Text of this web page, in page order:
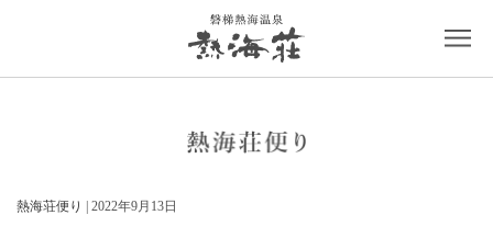
熱海荘便り | 2022年9月13日